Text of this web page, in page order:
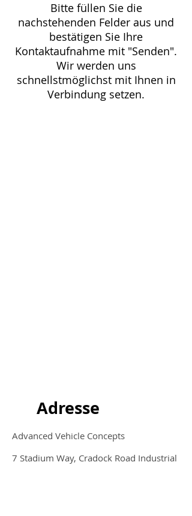
Bitte füllen Sie die
nachstehenden Felder aus und
bestätigen Sie Ihre
Kontaktaufnahme mit "Senden".
Wir werden uns
schnellstmöglichst mit Ihnen in
Verbindung setzen.
Adresse
Advanced Vehicle Concepts
7 Stadium Way, Cradock Road Industrial